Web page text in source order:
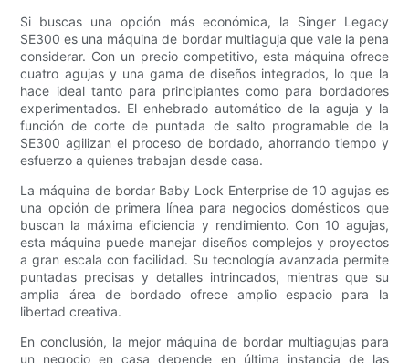
Si buscas una opción más económica, la Singer Legacy
SE300 es una máquina de bordar multiaguja que vale la pena
considerar. Con un precio competitivo, esta máquina ofrece
cuatro agujas y una gama de diseños integrados, lo que la
hace ideal tanto para principiantes como para bordadores
experimentados. El enhebrado automático de la aguja y la
función de corte de puntada de salto programable de la
SE300 agilizan el proceso de bordado, ahorrando tiempo y
esfuerzo a quienes trabajan desde casa.
La máquina de bordar Baby Lock Enterprise de 10 agujas es
una opción de primera línea para negocios domésticos que
buscan la máxima eficiencia y rendimiento. Con 10 agujas,
esta máquina puede manejar diseños complejos y proyectos
a gran escala con facilidad. Su tecnología avanzada permite
puntadas precisas y detalles intrincados, mientras que su
amplia área de bordado ofrece amplio espacio para la
libertad creativa.
En conclusión, la mejor máquina de bordar multiagujas para
un negocio en casa depende en última instancia de las